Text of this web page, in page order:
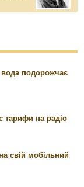
подорожчає
тарифи на радіо
свій мобільний